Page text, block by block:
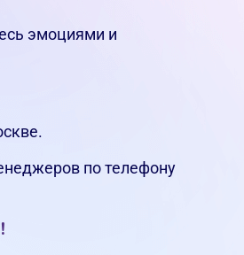
эмоциями и
по телефону